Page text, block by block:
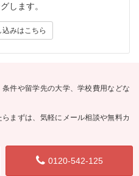
します。
みはこちら
件や留学先の大学、学校費用などな
まずは、気軽にメール相談や無料カ
0120-542-125